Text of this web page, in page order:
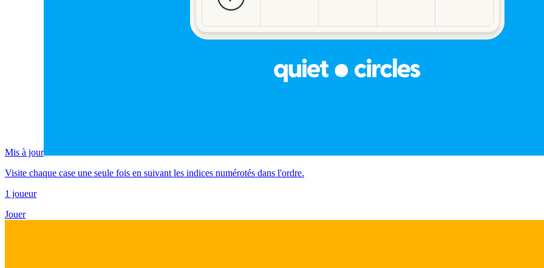
Mis à jour
Visite chaque case une seule fois en suivant les indices numérotés dans l'ordre.
1 joueur
Jouer